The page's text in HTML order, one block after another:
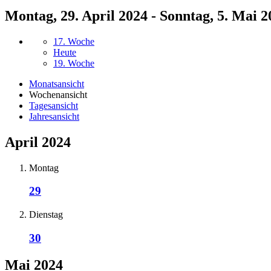
Montag, 29. April 2024 - Sonntag, 5. Mai
17. Woche
Heute
19. Woche
Monatsansicht
Wochenansicht
Tagesansicht
Jahresansicht
April 2024
Montag
29
Dienstag
30
Mai 2024